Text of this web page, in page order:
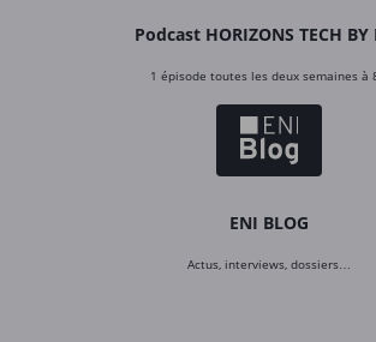
Podcast HORIZONS TECH BY
1 épisode toutes les deux semaines à
ENI BLOG
Actus, interviews, dossiers…